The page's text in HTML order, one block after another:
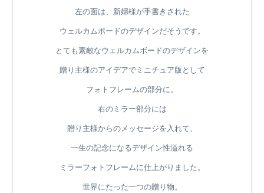
左の面は、新婦様が手書きされた
ウェルカムボードのデザインだそうです。
とても素敵なウェルカムボードのデザインを
贈り主様のアイデアでミニチュア版として
フォトフレームの部分に。
右のミラー部分には
贈り主様からのメッセージを入れて、
一生の記念になるデザイン性溢れる
ミラーフォトフレームに仕上がりました。
世界にたった一つの贈り物。